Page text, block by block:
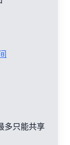
多只能共享